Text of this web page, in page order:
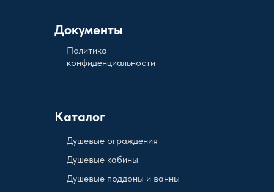
Документы
Политика
конфиденциальности
Каталог
Душевые кабины
Душевые поддоны и ванны
Душевые ограждения